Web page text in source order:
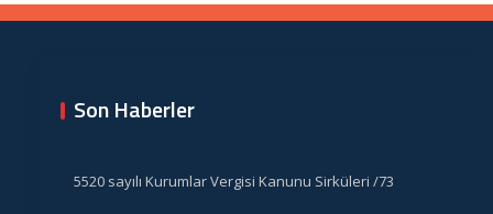
Son Haberler
5520 sayılı Kurumlar Vergisi Kanunu Sirküleri /73